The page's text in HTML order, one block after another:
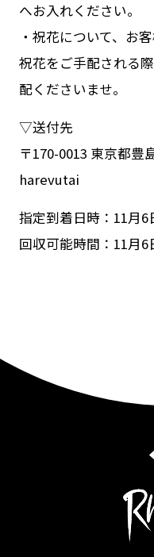
へお入れください。
・祝花について、お
祝花をご手配される
配くださいませ。
▽送付先
〒170-0013 東京都豊
harevutai
指定到着日時：11月6
回収可能時間：11月6